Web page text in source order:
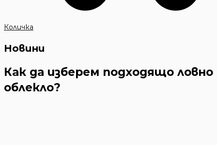
Количка
Новини
Как да изберем подходящо ловно
облекло?